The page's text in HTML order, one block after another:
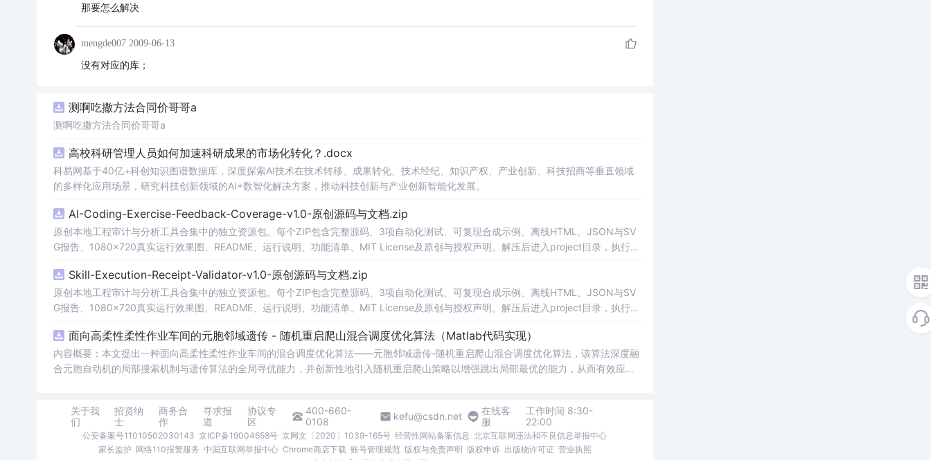
那要怎么解决
mengde007 2009-06-13
没有对应的库；
测啊吃撒方法合同价哥哥a
测啊吃撒方法合同价哥哥a
高校科研管理人员如何加速科研成果的市场化转化？.docx
科易网基于40亿+科创知识图谱数据库，深度探索AI技术在技术转移、成果转化、技术经纪、知识产权、产业创新、科技招商等垂直领域
的多样化应用场景，研究科技创新领域的AI+数智化解决方案，推动科技创新与产业创新智能化发展。
AI-Coding-Exercise-Feedback-Coverage-v1.0-原创源码与文档.zip
原创本地工程审计与分析工具合集中的独立资源包。每个ZIP包含完整源码、3项自动化测试、可复现合成示例、离线HTML、JSON与SV
G报告、1080×720真实运行效果图、README、运行说明、功能清单、MIT License及原创与授权声明。解压后进入project目录，执行np
源码、Logo、官方截图、论文、生产日志或其他受限素材。适合前端开发、AI应用工程、测试审计和课程实践。
Skill-Execution-Receipt-Validator-v1.0-原创源码与文档.zip
原创本地工程审计与分析工具合集中的独立资源包。每个ZIP包含完整源码、3项自动化测试、可复现合成示例、离线HTML、JSON与SV
G报告、1080×720真实运行效果图、README、运行说明、功能清单、MIT License及原创与授权声明。解压后进入project目录，执行np
源码、Logo、官方截图、论文、生产日志或其他受限素材。适合前端开发、AI应用工程、测试审计和课程实践。
面向高柔性柔性作业车间的元胞邻域遗传 - 随机重启爬山混合调度优化算法（Matlab代码实现）
内容概要：本文提出一种面向高柔性柔性作业车间的混合调度优化算法——元胞邻域遗传-随机重启爬山混合调度优化算法，该算法深度融
合元胞自动机的局部搜索机制与遗传算法的全局寻优能力，并创新性地引入随机重启爬山策略以增强跳出局部最优的能力，从而有效应对
性能验证，为复杂制造系统的智能调度提供了理论支撑与技术路径； 适合人群：具备一定编程基础，熟悉Matlab工具，从事智能制造、工
业工程、自动化或运筹优化方向的研究生、科研人员及工程技术人员； 使用场景及目标：① 解决高柔性作业车间中的复杂任务调度问
题；② 提升多工序、多设备、多约束条件下生产调度的优化性能；③ 为智能优化算法在工业场景中的融合应用提供参考案例与代码实现
关于我
们
招贤纳
士
商务合
作
寻求报
道
协议专
区
400-660-
0108
kefu@csdn.net
在线客
服
工作时间 8:30-
22:00
公安备案号11010502030143 京ICP备19004658号 京网文〔2020〕1039-165号 经营性网站备案信息 北京互联网违法和不良信息举报中心
家长监护 网络110报警服务 中国互联网举报中心 Chrome商店下载 账号管理规范 版权与免责声明 版权申诉 出版物许可证 营业执照